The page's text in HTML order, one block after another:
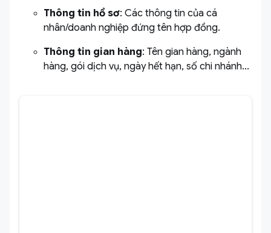
Thông tin hồ sơ: Các thông tin của cá
nhân/doanh nghiệp đứng tên hợp đồng.
Thông tin gian hàng: Tên gian hàng, ngành
hàng, gói dịch vụ, ngày hết hạn, số chi nhánh...